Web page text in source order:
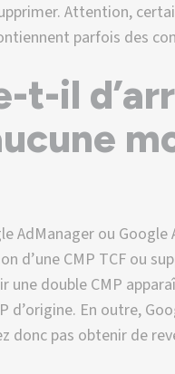
Attention,
parfois des
t-il
AdManager ou
d’une CMP TCF ou
une double CMP
d’origine. En outre,
donc pas obtenir de